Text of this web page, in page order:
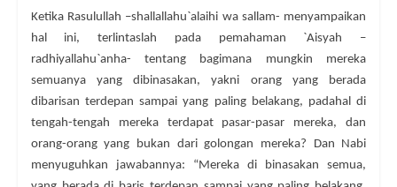
Ketika Rasulullah –shallallahu`alaihi wa sallam- menyampaikan
hal ini, terlintaslah pada pemahaman `Aisyah –
radhiyallahu`anha- tentang bagimana mungkin mereka
semuanya yang dibinasakan, yakni orang yang berada
dibarisan terdepan sampai yang paling belakang, padahal di
tengah-tengah mereka terdapat pasar-pasar mereka, dan
orang-orang yang bukan dari golongan mereka? Dan Nabi
menyuguhkan jawabannya: “Mereka di binasakan semua,